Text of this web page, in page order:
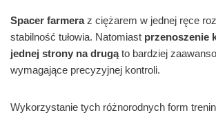
Spacer farmeraz ciężarem w jednej ręce
stabilność tułowia. Natomiast przenoszenie
jednej strony na drugąto bardziej
wymagające precyzyjnej kontroli.
Wykorzystanie tych różnorodnych form